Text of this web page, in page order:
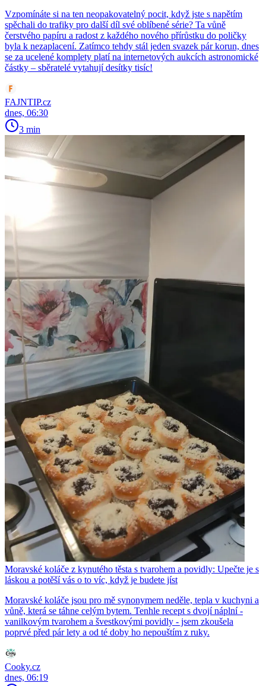
Vzpomínáte si na ten neopakovatelný pocit, když jste s napětím
spěchali do trafiky pro další díl své oblíbené série? Ta vůně
čerstvého papíru a radost z každého nového přírůstku do poličky
byla k nezaplacení. Zatímco tehdy stál jeden svazek pár korun, dnes
se za ucelené komplety platí na internetových aukcích astronomické
částky – sběratelé vytahují desítky tisíc!
FAJNTIP.cz
dnes, 06:30
3 min
Moravské koláče z kynutého těsta s tvarohem a povidly: Upečte je s
láskou a potěší vás o to víc, když je budete jíst
Moravské koláče jsou pro mě synonymem neděle, tepla v kuchyni a
vůně, která se táhne celým bytem. Tenhle recept s dvojí náplní -
vanilkovým tvarohem a švestkovými povidly - jsem zkoušela
poprvé před pár lety a od té doby ho nepouštím z ruky.
Cooky.cz
dnes, 06:19